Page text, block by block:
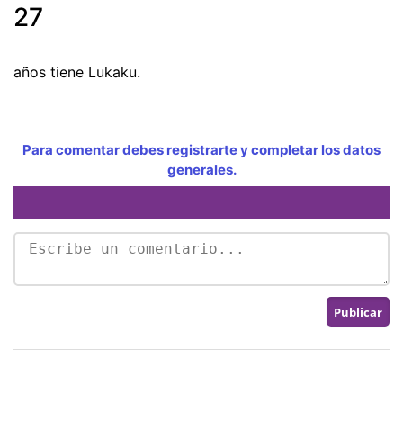
27
años tiene Lukaku.
Para comentar debes registrarte y completar los datos
generales.